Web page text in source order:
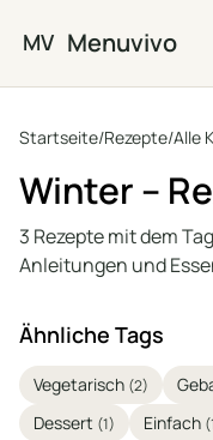
MV Menuvivo
Startseite/Rezepte/Alle
Winter –
3 Rezepte mit dem
Anleitungen und
Ähnliche Tags
Vegetarisch (2)
Dessert (1) Einfach